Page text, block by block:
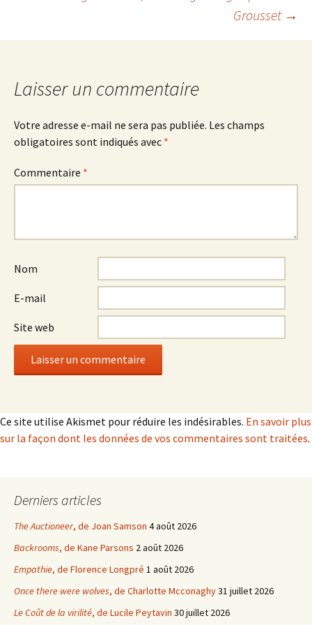
Grousset →
Laisser un commentaire
Votre adresse e-mail ne sera pas publiée. Les champs
obligatoires sont indiqués avec *
Commentaire *
Nom
E-mail
Site web
Ce site utilise Akismet pour réduire les indésirables. En savoir plus
sur la façon dont les données de vos commentaires sont traitées.
Derniers articles
The Auctioneer, de Joan Samson 4 août 2026
Backrooms, de Kane Parsons 2 août 2026
Empathie, de Florence Longpré 1 août 2026
Once there were wolves, de Charlotte Mcconaghy31 juillet 2026
Le Coût de la virilité, de Lucile Peytavin 30 juillet 2026